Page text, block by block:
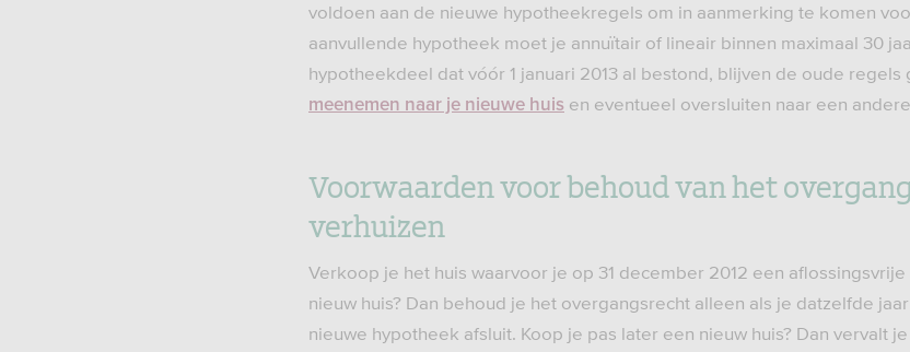
voldoen aan de nieuwe hypotheekregels om in aanmerking te komen
aanvullende hypotheek moet je annuïtair of lineair binnen maximaal 30
hypotheekdeel dat vóór 1 januari 2013 al bestond, blijven de oude
meenemen naar je nieuwe huis en eventueel oversluiten naar een
Voorwaarden voor behoud van het
verhuizen
Verkoop je het huis waarvoor je op 31 december 2012 een
nieuw huis? Dan behoud je het overgangsrecht alleen als je datzelfde
nieuwe hypotheek afsluit. Koop je pas later een nieuw huis? Dan vervalt